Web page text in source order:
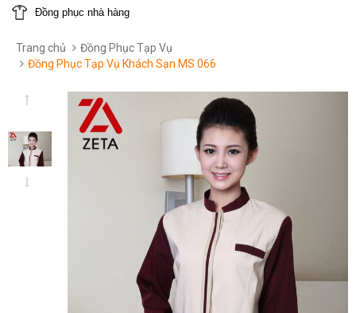
Đồng phục nhà hàng
Trang chủ
Đồng Phục Tạp Vụ
Đồng Phục Tạp Vụ Khách Sạn MS 066